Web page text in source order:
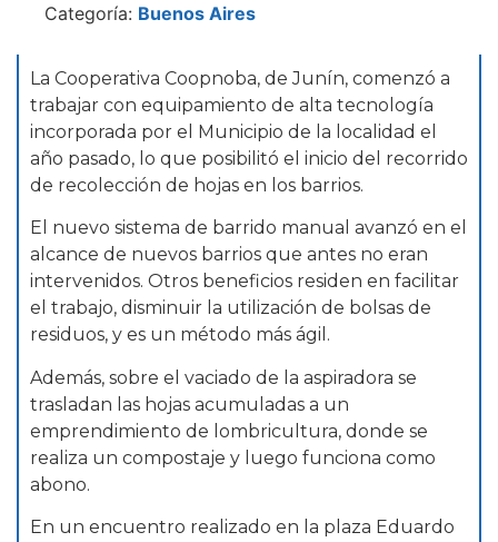
Categoría: Buenos Aires
La Cooperativa Coopnoba, de Junín, comenzó a
trabajar con equipamiento de alta tecnología
incorporada por el Municipio de la localidad el
año pasado, lo que posibilitó el inicio del recorrido
de recolección de hojas en los barrios.
El nuevo sistema de barrido manual avanzó en el
alcance de nuevos barrios que antes no eran
intervenidos. Otros beneficios residen en facilitar
el trabajo, disminuir la utilización de bolsas de
residuos, y es un método más ágil.
Además, sobre el vaciado de la aspiradora se
trasladan las hojas acumuladas a un
emprendimiento de lombricultura, donde se
realiza un compostaje y luego funciona como
abono.
En un encuentro realizado en la plaza Eduardo